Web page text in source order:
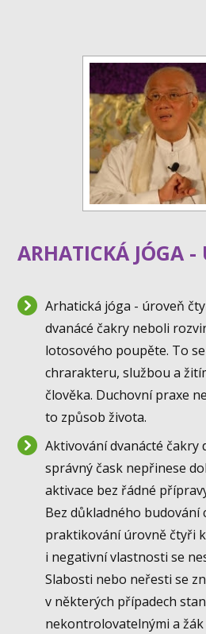
ARHATICKÁ JÓGA
Arhatická jóga - úroveň
dvanácé čakry neboli
lotosového poupěte. To
chrarakteru, službou a
člověka. Duchovní praxe
to způsob života.
Aktivování dvanácté čakry
správný čask nepřinese
aktivace bez řádné
Bez důkladného budování
praktikování úrovně čtyři
i negativní vlastnosti se
Slabosti nebo neřesti se
v některých případech
nekontrolovatelnými a žák